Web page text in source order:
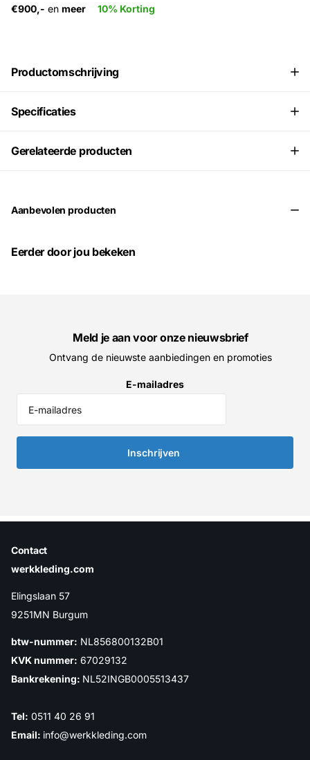
€900,- en meer 10% Korting
Productomschrijving
Specificaties
Gerelateerde producten
Aanbevolen producten
Eerder door jou bekeken
Meld je aan voor onze nieuwsbrief
Ontvang de nieuwste aanbiedingen en promoties
E-mailadres
Inschrijven
Contact
werkkleding.com
Elingslaan 57
9251MN Burgum
btw-nummer: NL856800132B01
KVK nummer: 67029132
Bankrekening: NL52INGB0005513437
Tel: 0511 40 26 91
Email: info@werkkleding.com